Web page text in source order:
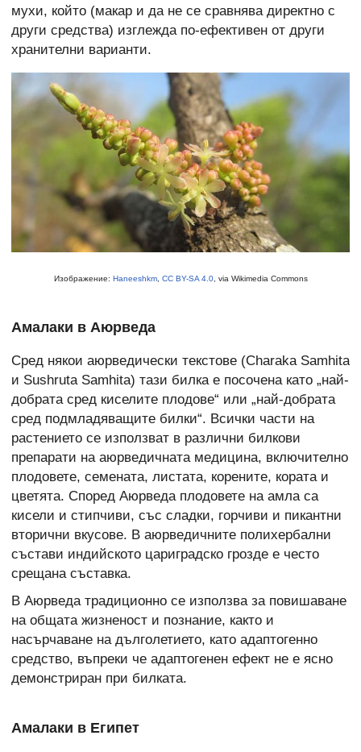
мухи, който (макар и да не се сравнява директно с
други средства) изглежда по-ефективен от други
хранителни варианти.
Изображение: Haneeshkm, CC BY-SA 4.0, via Wikimedia Commons
Амалаки в Аюрведа
Сред някои аюрведически текстове (Charaka Samhita
и Sushruta Samhita) тази билка е посочена като „най-
добрата сред киселите плодове“ или „най-добрата
сред подмладяващите билки“. Всички части на
растението се използват в различни билкови
препарати на аюрведичната медицина, включително
плодовете, семената, листата, корените, кората и
цветята. Според Аюрведа плодовете на амла са
кисели и стипчиви, със сладки, горчиви и пикантни
вторични вкусове. В аюрведичните полихербални
състави индийското цариградско грозде е често
срещана съставка.
В Аюрведа традиционно се използва за повишаване
на общата жизненост и познание, както и
насърчаване на дълголетието, като адаптогенно
средство, въпреки че адаптогенен ефект не е ясно
демонстриран при билката.
Амалаки в Египет